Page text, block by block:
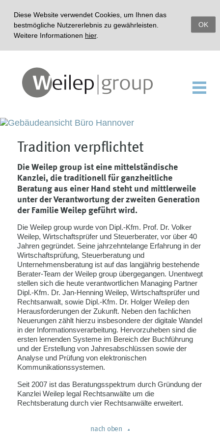
Diese Website verwendet Cookies, um Ihnen das
bestmögliche Nutzererlebnis zu gewährleisten.
Weitere Informationen hier.
OK
Tradition verpflichtet
Die Weilep group ist eine mittelständische
Kanzlei, die traditionell für ganzheitliche
Beratung aus einer Hand steht und mittlerweile
unter der Verantwortung der zweiten Generation
der Familie Weilep geführt wird.
Die Weilep group wurde von Dipl.-Kfm. Prof. Dr. Volker
Weilep, Wirtschaftsprüfer und Steuerberater, vor über 40
Jahren gegründet. Seine jahrzehntelange Erfahrung in der
Wirtschaftsprüfung, Steuerberatung und
Unternehmensberatung ist auf das langjährig bestehende
Berater-Team der Weilep group übergegangen. Unentwegt
stellen sich die heute verantwortlichen Managing Partner
Dipl.-Kfm. Dr. Jan-Henning Weilep, Wirtschaftsprüfer und
Rechtsanwalt, sowie Dipl.-Kfm. Dr. Holger Weilep den
Herausforderungen der Zukunft. Neben den fachlichen
Neuerungen zählt hierzu insbesondere der digitale Wandel
in der Informationsverarbeitung. Hervorzuheben sind die
ersten lernenden Systeme im Bereich der Buchführung
und der Erstellung von Jahresabschlüssen sowie der
Analyse und Prüfung von elektronischen
Kommunikationssystemen.
Seit 2007 ist das Beratungsspektrum durch Gründung der
Kanzlei Weilep legal Rechtsanwälte um die
Rechtsberatung durch vier Rechtsanwälte erweitert.
nach oben